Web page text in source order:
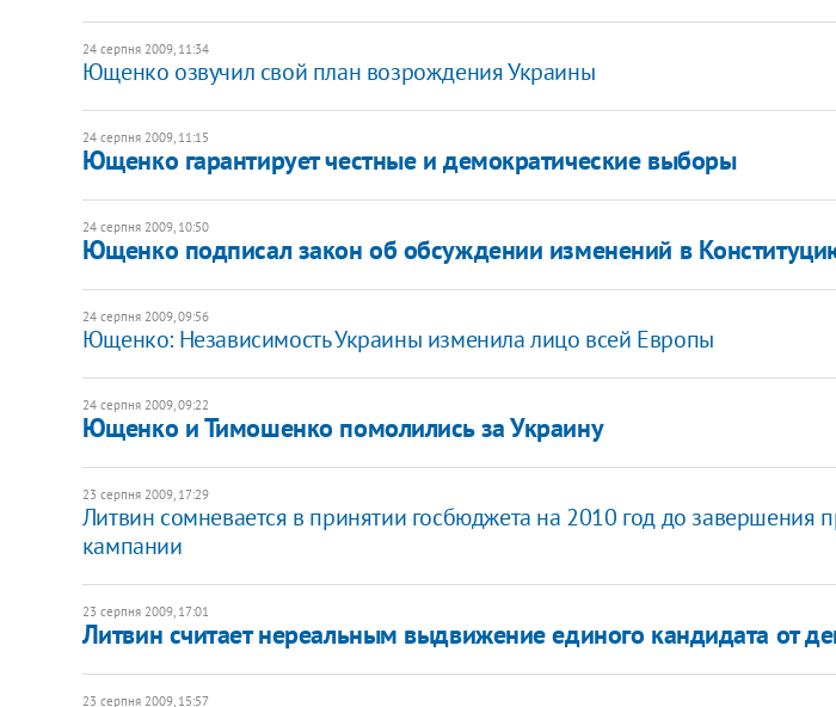
24 серпня 2009, 11:34
Ющенко озвучил свой план возрождения Украины
24 серпня 2009, 11:15
Ющенко гарантирует честные и демократические выборы
24 серпня 2009, 10:50
Ющенко подписал закон об обсуждении изменений в
24 серпня 2009, 09:56
Ющенко: Независимость Украины изменила лицо всей Европы
24 серпня 2009, 09:22
Ющенко и Тимошенко помолились за Украину
23 серпня 2009, 17:29
Литвин сомневается в принятии госбюджета на 2010 год до завершения
кампании
23 серпня 2009, 17:01
Литвин считает нереальным выдвижение единого кандидата от
23 серпня 2009, 15:57